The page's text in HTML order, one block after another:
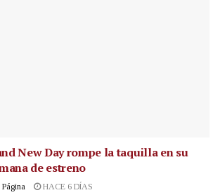
New Day rompe la taquilla en su
de estreno
HACE 6 DÍAS